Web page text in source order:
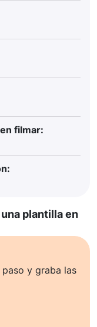
filmar:
plantilla en
y graba las